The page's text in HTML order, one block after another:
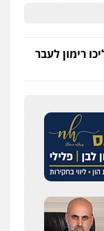
רימון לעבר